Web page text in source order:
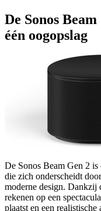
De Sonos
één oogopslag
De Sonos Beam Gen 2 is
die zich onderscheidt
moderne design.
rekenen op een
plaatst en een